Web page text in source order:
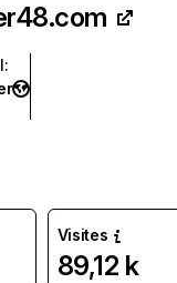
:
Visites
89,12 k